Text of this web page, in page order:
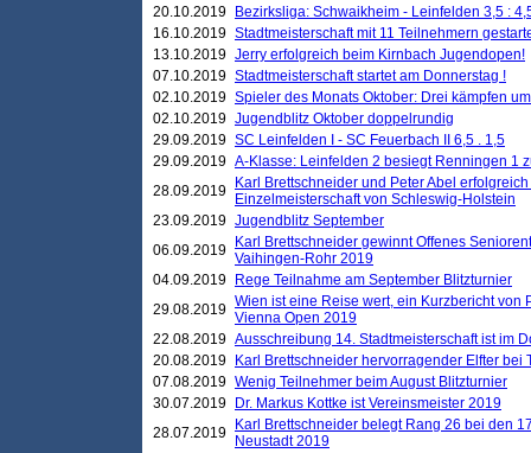
20.10.2019
Bezirksliga: Schwaikheim - Leinfelden 3,5 :
16.10.2019 Stadtmeisterschaft mit 11 Teilnehmern
13.10.2019 Jerry erfolgreich beim Kirnbach Jugendopen!
07.10.2019 Stadtmeisterschaft startet am Donnerstag !
02.10.2019 Spieler des Monats Oktober: Drei kämpfen
02.10.2019 Jugendblitz Oktober doppelrundig
29.09.2019 SC Leinfelden I - SC Feuerbach II 6,5 . 1,5
29.09.2019 A-Klasse: Leinfelden 2 besiegt Renningen 1
28.09.2019
Karl Brettschneider und Peter Abel
Einzelmeisterschaft von Schleswig-Holstein
23.09.2019 Jugendblitz September
06.09.2019
Karl Brettschneider gewinnt Offenes
Vaihingen-Rohr 2019
04.09.2019
Rege Teilnahme am September Blitzturnier
29.08.2019 Wien ist eine Reise wert, ein Kurzbericht von
Vienna Open 2019
22.08.2019 Ausschreibung 14. Stadtmeisterschaft ist im
20.08.2019
Karl Brettschneider hervorragender Elfter bei
07.08.2019 Wenig Teilnehmer beim August Blitzturnier
30.07.2019
Dr. Markus Kottke ist Vereinsmeister 2019
28.07.2019
Karl Brettschneider belegt Rang 26 bei den
Neustadt 2019